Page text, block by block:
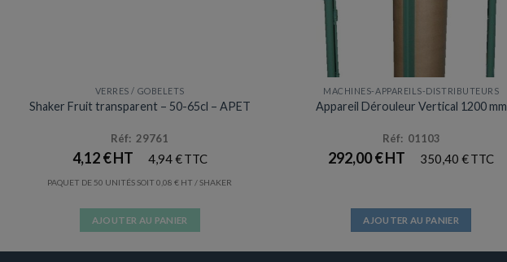
Prix en baisse
VERRES / GOBELETS
Shaker Fruit transparent – 50-65cl – APET
Réf: 29761
4,12€ 4,94€
PAQUET DE 50 UNITÉS SOIT 0,08€ / SHAKER
AJOUTER AU PANIER
MACHINES-APPAREILS-DISTRIBUTEURS
Appareil Dérouleur Vertical 1200 mm
Réf: 01103
292,00€ 350,40€
AJOUTER AU PANIER